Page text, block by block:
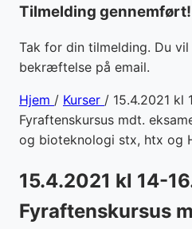
Tilmelding gennemført!
Tak for din tilmelding. Du
bekræftelse på email.
Hjem / Kurser / 15.4.2021 kl
Fyraftenskursus mdt.
og bioteknologi stx, htx og
15.4.2021 kl 14-
Fyraftenskursus